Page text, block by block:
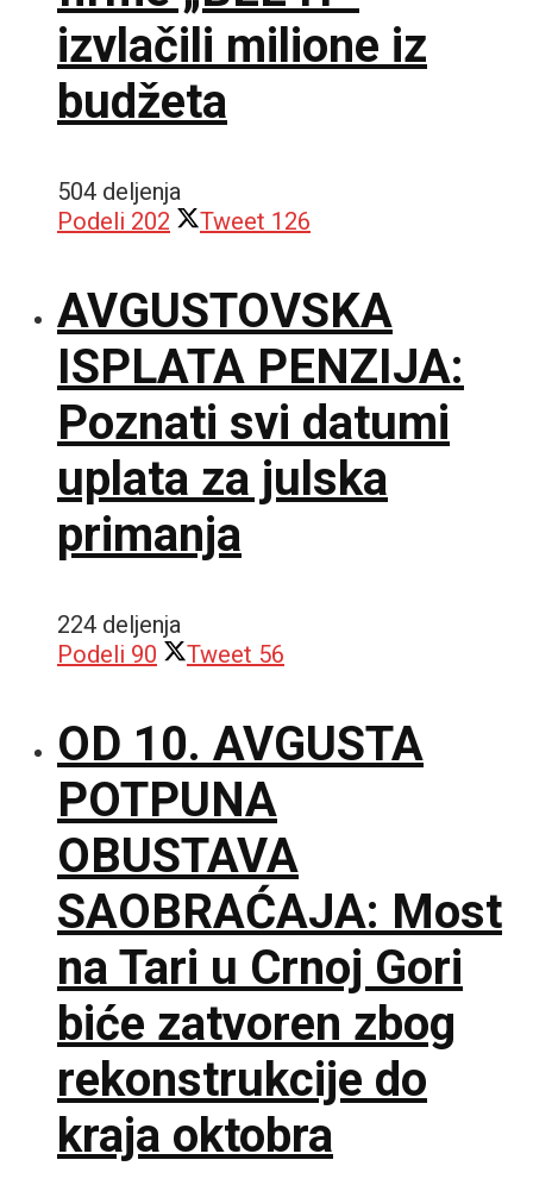
izvlačili milione iz
budžeta
504 deljenja
Podeli 202 Tweet 126
AVGUSTOVSKA
ISPLATA PENZIJA:
Poznati svi datumi
uplata za julska
primanja
224 deljenja
Podeli 90 Tweet 56
OD 10. AVGUSTA
POTPUNA
OBUSTAVA
SAOBRAĆAJA: Most
na Tari u Crnoj Gori
biće zatvoren zbog
rekonstrukcije do
kraja oktobra